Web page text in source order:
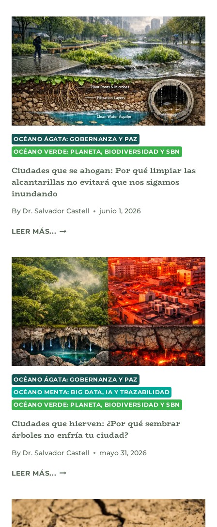
DISEÑA
A
SU
SUCESORA:
EL
IMPERATIVO
FÍSICO
DE
UNA
GOBERNANZA
DIGITAL
OCÉANO ÁGATA: GOBERNANZA Y PAZ
OCÉANO VERDE: PLANETA, BIODIVERSIDAD Y SBN
Ciudades que se ahogan: Por qué limpiar las
alcantarillas no evitará que nos sigamos
inundando
By Dr. Salvador Castell junio 1, 2026
LEER MÁS... CIUDADES
AHOGAN:
POR
QUÉ
LIMPIAR
LAS
ALCANTARILLAS
NO
EVITARÁ
QUE
NOS
SIGAMOS
OCÉANO ÁGATA: GOBERNANZA Y PAZ
OCÉANO MENTA: BIG DATA, IA Y TRAZABILIDAD
OCÉANO VERDE: PLANETA, BIODIVERSIDAD Y SBN
Ciudades que hierven: ¿Por qué sembrar
árboles no enfría tu ciudad?
By Dr. Salvador Castell mayo 31, 2026
LEER MÁS... CIUDADES
¿POR
QUÉ
SEMBRAR